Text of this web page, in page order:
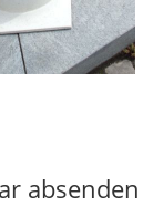
absenden